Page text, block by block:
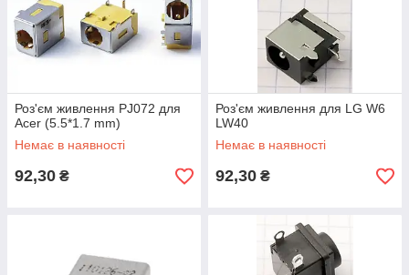
Роз'єм живлення PJ072 для
Acer (5.5*1.7 mm)
Немає в наявності
92,30 ₴
Роз'єм живлення для LG W6
LW40
Немає в наявності
92,30 ₴